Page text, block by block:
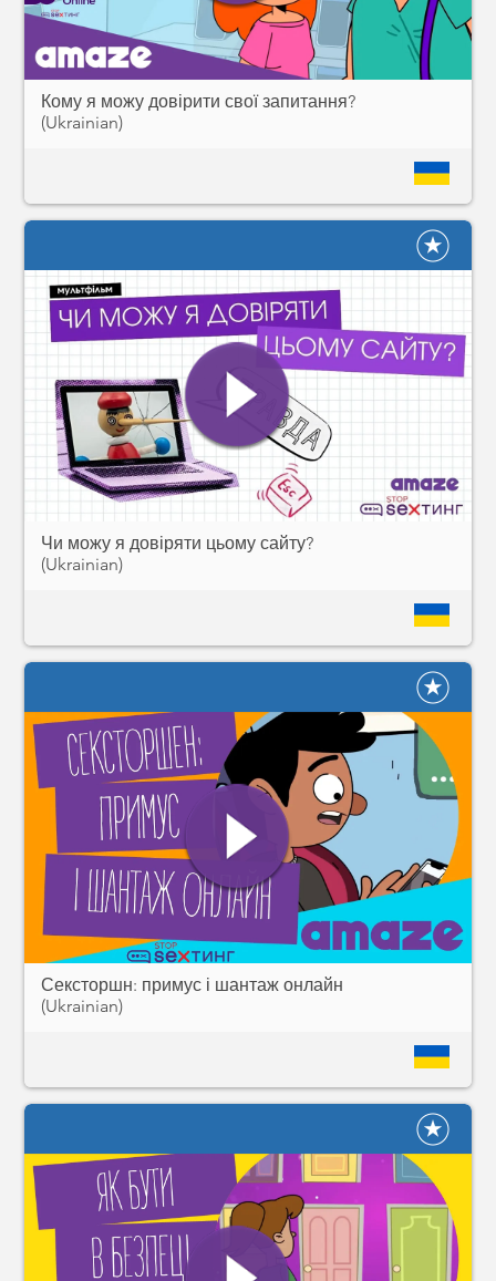
Кому я можу довірити свої запитання?
(Ukrainian)
Чи можу я довіряти цьому сайту?
(Ukrainian)
Сексторшн: примус і шантаж онлайн
(Ukrainian)